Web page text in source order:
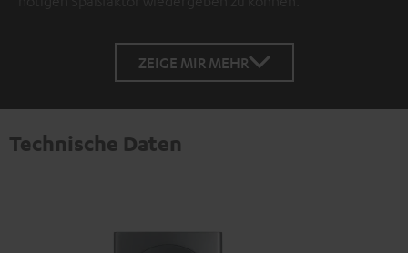
ZEIGE MIR MEHR
Technische Daten